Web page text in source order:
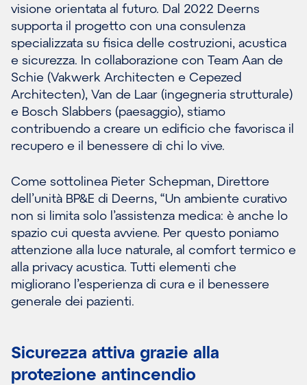
visione orientata al futuro. Dal 2022 Deerns
supporta il progetto con una consulenza
specializzata su fisica delle costruzioni, acustica
e sicurezza. In collaborazione con Team Aan de
Schie (Vakwerk Architecten e Cepezed
Architecten), Van de Laar (ingegneria strutturale)
e Bosch Slabbers (paesaggio), stiamo
contribuendo a creare un edificio che favorisca il
recupero e il benessere di chi lo vive.
Come sottolinea Pieter Schepman, Direttore
dell’unità BP&E di Deerns, “Un ambiente curativo
non si limita solo l’assistenza medica: è anche lo
spazio cui questa avviene. Per questo poniamo
attenzione alla luce naturale, al comfort termico e
alla privacy acustica. Tutti elementi che
migliorano l’esperienza di cura e il benessere
generale dei pazienti.
Sicurezza attiva grazie alla
protezione antincendio